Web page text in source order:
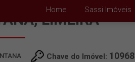
Home Sassi Imóveis
LIMEIRA
Chave do Imóvel: 10968